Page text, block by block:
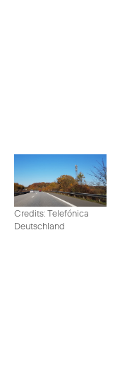
Credits: Telefónica
Deutschland